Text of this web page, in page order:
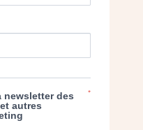
newsletter des
autres
*